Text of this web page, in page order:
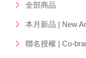
全部商品
本月新品 | New
聯名授權 | Co-